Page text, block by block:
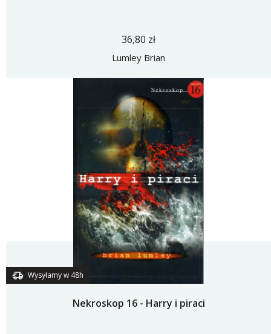
36,80 zł
Lumley Brian
Wysyłamy w 48h
Nekroskop 16 - Harry i piraci